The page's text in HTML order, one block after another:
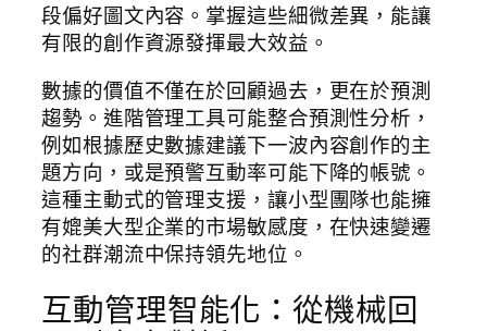
段偏好圖文內容。掌握這些細微差異，能讓
有限的創作資源發揮最大效益。
數據的價值不僅在於回顧過去，更在於預測
趨勢。進階管理工具可能整合預測性分析，
例如根據歷史數據建議下一波內容創作的主
題方向，或是預警互動率可能下降的帳號。
這種主動式的管理支援，讓小型團隊也能擁
有媲美大型企業的市場敏感度，在快速變遷
的社群潮流中保持領先地位。
互動管理智能化：從機械回